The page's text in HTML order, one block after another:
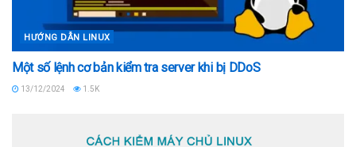
HƯỚNG DẪN LINUX
Một số lệnh cơ bản kiểm tra server khi bị DDoS
13/12/2024 1.5K